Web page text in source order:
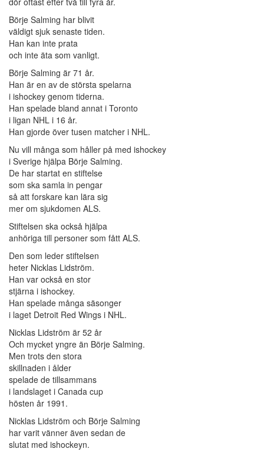
Börje Salming har blivit
väldigt sjuk senaste tiden.
Han kan inte prata
och inte äta som vanligt.
Börje Salming är 71 år.
Han är en av de största spelarna
i ishockey genom tiderna.
Han spelade bland annat i Toronto
i ligan NHL i 16 år.
Han gjorde över tusen matcher i NHL.
Nu vill många som håller på med ishockey
i Sverige hjälpa Börje Salming.
De har startat en stiftelse
som ska samla in pengar
så att forskare kan lära sig
mer om sjukdomen ALS.
Stiftelsen ska också hjälpa
anhöriga till personer som fått ALS.
Den som leder stiftelsen
heter Nicklas Lidström.
Han var också en stor
stjärna i ishockey.
Han spelade många säsonger
i laget Detroit Red Wings i NHL.
Nicklas Lidström är 52 år
Och mycket yngre än Börje Salming.
Men trots den stora
skillnaden i ålder
spelade de tillsammans
i landslaget i Canada cup
hösten år 1991.
Nicklas Lidström och Börje Salming
har varit vänner även sedan de
slutat med ishockeyn.